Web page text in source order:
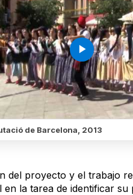
play_arrow
de Barcelona, 2013
del proyecto y el trabajo
la tarea de identificar su